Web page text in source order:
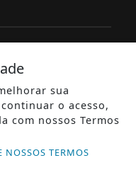
RESERVADOS.
sua
o acesso,
com nossos Termos
NOSSOS TERMOS